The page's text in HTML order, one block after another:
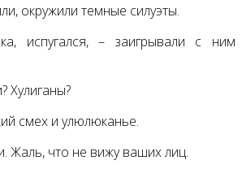
окружили темные силуэты.
испугался, – заигрывали с ним
Хулиганы?
смех и улюлюканье.
Жаль, что не вижу ваших лиц.